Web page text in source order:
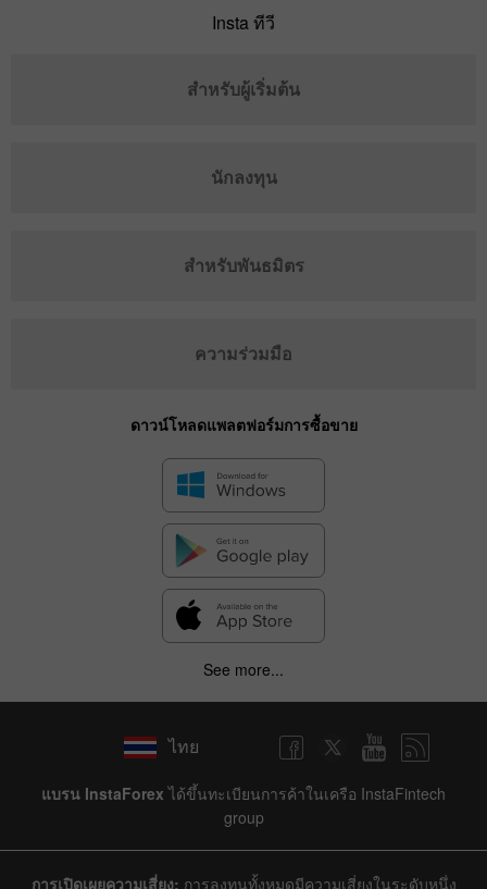
Insta ทีวี
สำหรับผู้เริ่มต้น
นักลงทุน
สำหรับพันธมิตร
ความร่วมมือ
ดาวน์โหลดแพลตฟอร์มการซื้อขาย
See more...
ไทย
แบรน InstaForex ได้ขึ้นทะเบียนการค้าในเครือ InstaFintech
group
การเปิดเผยความเสี่ยง: การลงทุนทั้งหมดมีความเสี่ยงในระดับหนึ่ง